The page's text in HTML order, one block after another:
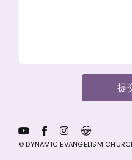
提
© DYNAMIC EVANGELISM